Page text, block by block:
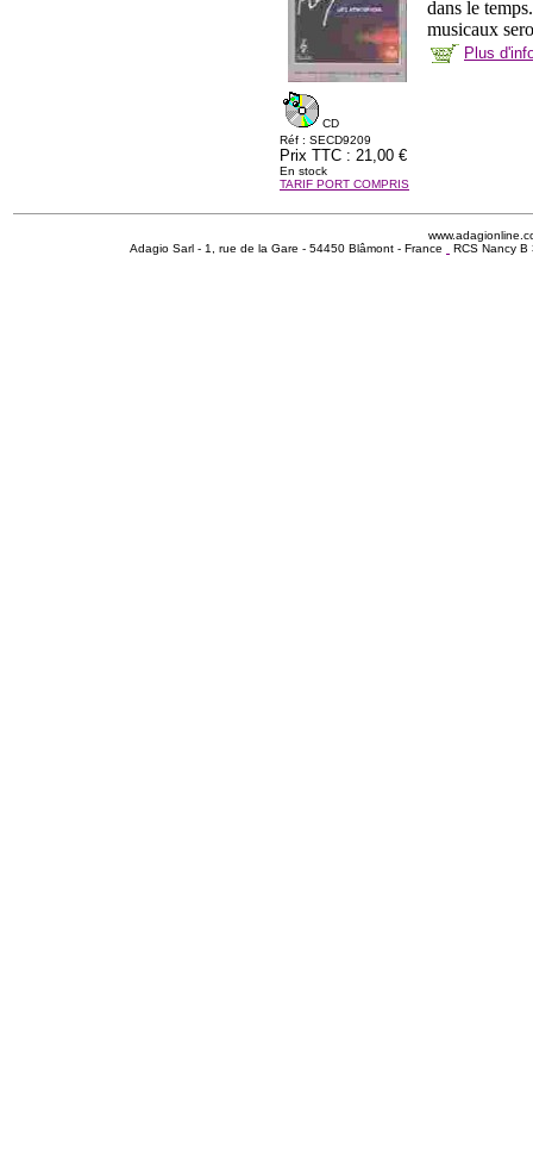
CD
Réf : SECD9209
Prix TTC : 21,00 €
En stock
TARIF PORT COMPRIS
dans le
musicaux
Plus
Adagio Sarl - 1, rue de la Gare - 54450 Blâmont - France
RCS Nancy B